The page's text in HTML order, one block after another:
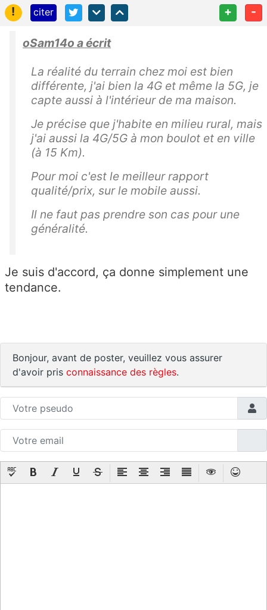
!
citer + -
oSam14o a écrit
La réalité du terrain chez moi est bien
différente, j'ai bien la 4G et même la 5G, je
capte aussi à l'intérieur de ma maison.
Je précise que j'habite en milieu rural, mais
j'ai aussi la 4G/5G à mon boulot et en ville
(à 15 Km).
Pour moi c'est le meilleur rapport
qualité/prix, sur le mobile aussi.
Il ne faut pas prendre son cas pour une
généralité.
Je suis d'accord, ça donne simplement une
tendance.
Bonjour, avant de poster, veuillez vous assurer
d'avoir pris connaissance des règles.